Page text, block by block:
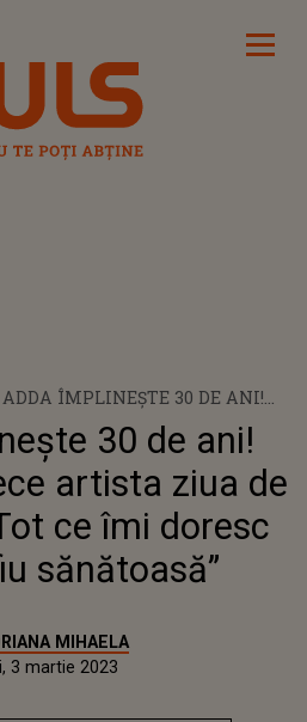
ADDA ÎMPLINEȘTE 30 DE ANI!
CUM ÎȘI PETRECE ARTISTA ZIUA
DE NAȘTERE?!: „TOT CE ÎMI
DORESC ESTE SĂ FIU
SĂNĂTOASĂ”
30 de ani!
artista ziua de
ce îmi doresc
sănătoasă”
MIHAELA
3 martie 2023